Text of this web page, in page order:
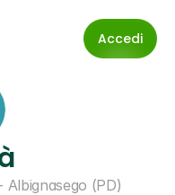
Accedi
Albignasego (PD)